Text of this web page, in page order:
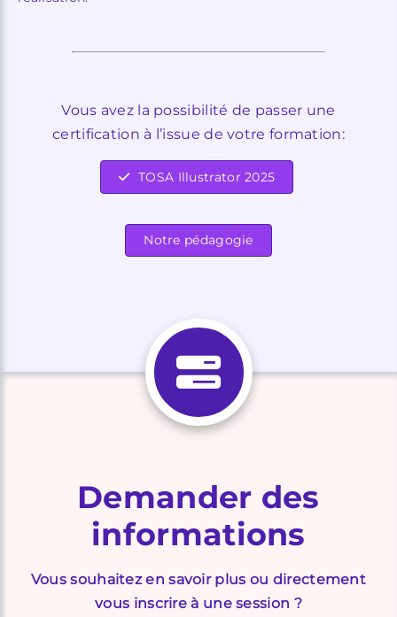
Vous avez la possibilité de passer une
certification à l’issue de votre formation:
TOSA Illustrator 2025
Notre pédagogie
Demander des
informations
Vous souhaitez en savoir plus ou directement
vous inscrire à une session ?